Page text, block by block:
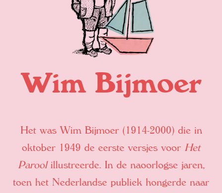
Wim Bijmoer
Het was Wim Bijmoer (1914-2000) die in
oktober 1949 de eerste versjes voor Het
Paroolillustreerde. In de naoorlogse jaren,
toen het Nederlandse publiek hongerde naar